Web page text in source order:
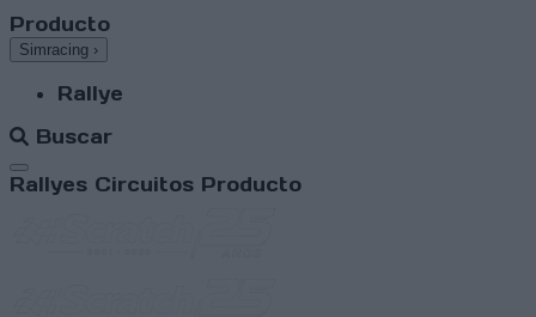
Producto
Simracing ›
Rallye
Buscar
Abrir menú
Rallyes Circuitos Producto